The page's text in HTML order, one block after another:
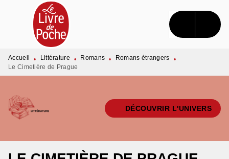
MENU RECHERCHE CONTENU
PIED DE PAGE
Accueil • Littérature • Romans • Romans étrangers
•
Le Cimetière de Prague
DÉCOUVRIR L'UNIVERS